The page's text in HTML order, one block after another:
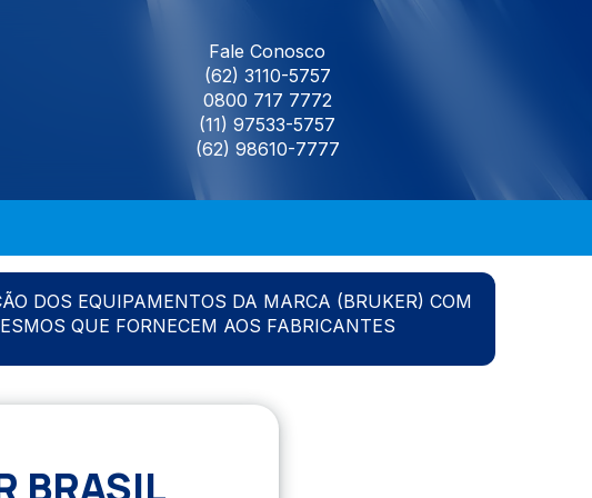
Fale Conosco
(62) 3110-5757
0800 717 7772
(11) 97533-5757
(62) 98610-7777
DOS EQUIPAMENTOS DA MARCA (BRUKER) COM
QUE FORNECEM AOS FABRICANTES